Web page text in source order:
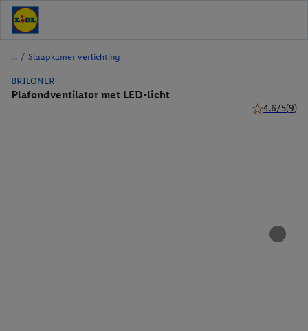
/ Slaapkamer verlichting
BRILONER
Plafondventilator met LED-licht
4.6/5(9)